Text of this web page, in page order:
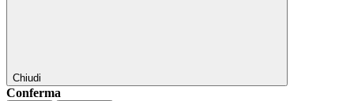
Chiudi
Conferma